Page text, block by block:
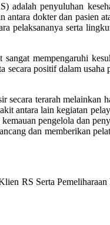
adalah penyuluhan
dokter dan pasien
pelaksananya serta
mempengaruhi
positif dalam
terarah melainkan
antara lain kegiatan
pengelola dan
dan memberikan
RS Serta